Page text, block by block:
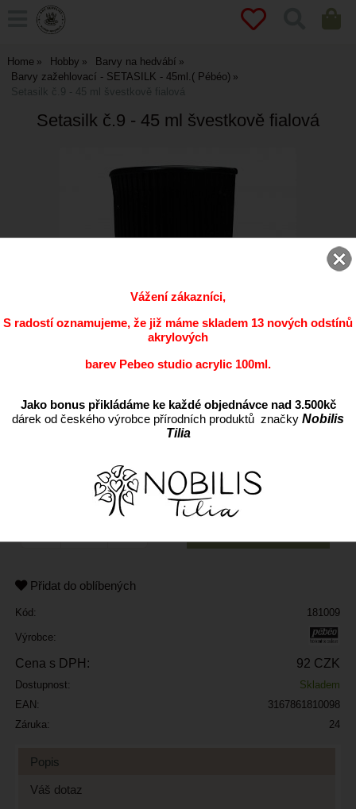
Home Hobby
Barvy na hedvábí
Barvy zažehlovací - SETASILK - 45ml.( Pébéo)
Setasilk č.9 - 45 ml švestkově fialová
Setasilk č.9 - 45 ml švestkově fialová
Přidat do oblíbených
Kód: 181009
Výrobce:
Cena s DPH: 92 CZK
Dostupnost:
Skladem
EAN:
3167861810098
Záruka:
24
Popis
Váš dotaz
Vážení zákazníci,
S radostí oznamujeme, že již máme skladem 13 nových odstínů
akrylových
barev Pebeo studio acrylic 100ml.
Jako bonus přikládáme ke každé objednávce nad 3.500kč
dárek od českého výrobce přírodních produktů značky Nobilis
Tilia